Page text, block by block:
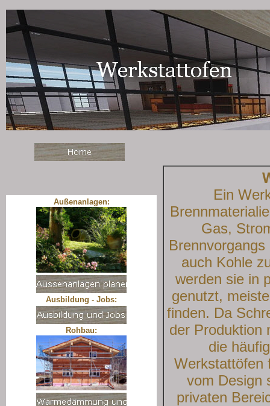
Außenanlagen:
Ausbildung - Jobs:
Rohbau:
Ein
Gas,
auch Kohle
werden sie in
genutzt,
finden. Da
der Produktion
die
Werkstattöfen
vom Design
privaten